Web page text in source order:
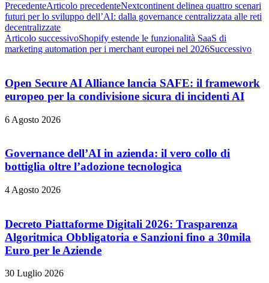
PrecedenteArticolo precedenteNextcontinent delinea quattro scenari
futuri per lo sviluppo dell’AI: dalla governance centralizzata alle reti
decentralizzate
Articolo successivoShopify estende le funzionalità SaaS di
marketing automation per i merchant europei nel 2026Successivo
Open Secure AI Alliance lancia SAFE: il framework
europeo per la condivisione sicura di incidenti AI
6 Agosto 2026
Governance dell’AI in azienda: il vero collo di
bottiglia oltre l’adozione tecnologica
4 Agosto 2026
Decreto Piattaforme Digitali 2026: Trasparenza
Algoritmica Obbligatoria e Sanzioni fino a 30mila
Euro per le Aziende
30 Luglio 2026